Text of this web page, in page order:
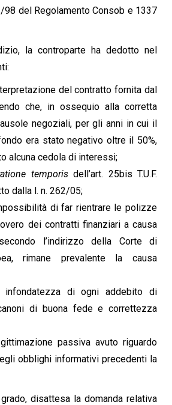
98 del Regolamento Consob e 1337
la controparte ha dedotto nel
del contratto fornita dal
che, in ossequio alla corretta
negoziali, per gli anni in cui il
era stato negativo oltre il 50%,
alcuna cedola di interessi;
temporisdell’art. 25bis T.U.F.
dalla l. n. 262/05;
di far rientrare le polizze
dei contratti finanziari a causa
l’indirizzo della Corte di
rimane prevalente la causa
infondatezza di ogni addebito di
di buona fede e correttezza
passiva avuto riguardo
obblighi informativi precedenti la
disattesa la domanda relativa